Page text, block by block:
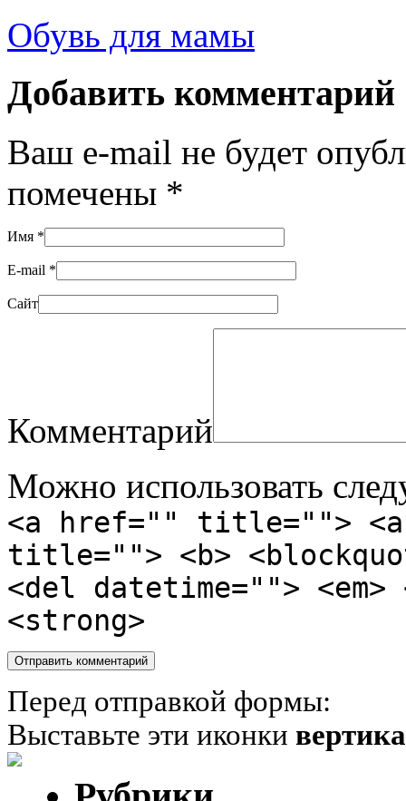
Обувь для мамы
Добавить комментарий
Ваш e-mail не будет
помечены *
Имя *
E-mail *
Сайт
Комментарий
Можно использовать
<a href="" title="">
title=""> <b>
<del datetime="">
<strong>
Перед отправкой формы:
Выставьте эти иконки